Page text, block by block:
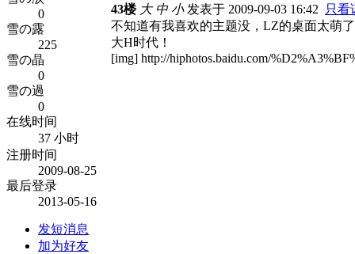
0
雪の露
225
雪の晶
0
雪の過
0
在线时间
37 小时
注册时间
2009-08-25
最后登录
2013-05-16
发短消息
加为好友
43楼 大 中 小发表于 2009-09-03 16:42
只看
不知道有我喜欢的主题没，LZ的桌面太萌了
大H时代！
[img] http://hiphotos.baidu.com/